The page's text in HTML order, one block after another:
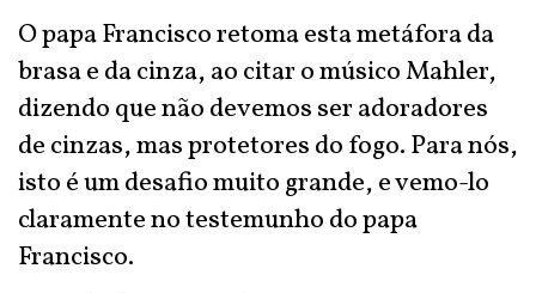
O papa Francisco retoma esta metáfora da
brasa e da cinza, ao citar o músico Mahler,
dizendo que não devemos ser adoradores
de cinzas, mas protetores do fogo. Para nós,
isto é um desafio muito grande, e vemo-lo
claramente no testemunho do papa
Francisco.